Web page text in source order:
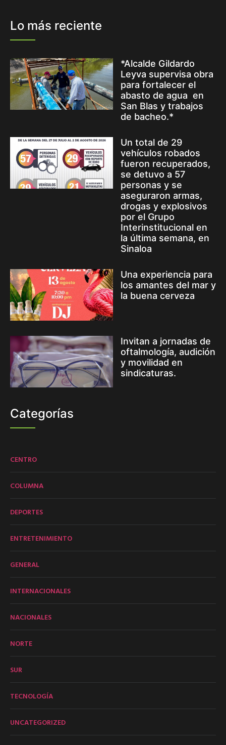
Lo más reciente
*Alcalde Gildardo
Leyva supervisa obra
para fortalecer el
abasto de agua en
San Blas y trabajos
de bacheo.*
Un total de 29
vehículos robados
fueron recuperados,
se detuvo a 57
personas y se
aseguraron armas,
drogas y explosivos
por el Grupo
Interinstitucional en
la última semana, en
Sinaloa
Una experiencia para
los amantes del mar y
la buena cerveza
Invitan a jornadas de
oftalmología, audición
y movilidad en
sindicaturas.
Categorías
CENTRO
COLUMNA
DEPORTES
ENTRETENIMIENTO
GENERAL
INTERNACIONALES
NACIONALES
NORTE
SUR
TECNOLOGÍA
UNCATEGORIZED